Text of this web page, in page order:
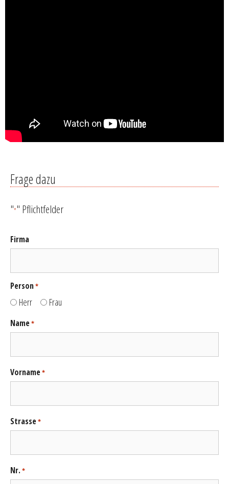
Frage dazu
"*" Pflichtfelder
Firma
Person*
Herr Frau
Name*
Vorname*
Strasse*
Nr. *